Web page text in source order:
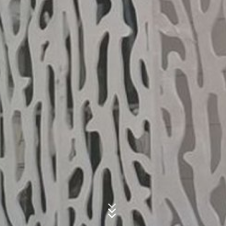
Weitergabe an Dritte erfolgt nicht. Die oben genannten
Daten planen wir für einen Zeitraum von 10 Jahren
aufzubewahren und danach zu löschen. Eine
Übermittlung in Drittländer außerhalb des Europäischen
Wirtschaftsraumes ist nicht beabsichtigt.
Google Analytics
Diese Website nutzt Funktionen des
Webanalysedienstes Google Analytics. Anbieter ist die
Google Inc., 1600 Amphitheatre Parkway Mountain
View, CA 94043, USA. Google Analytics verwendet so
genannte "Cookies". Das sind Textdateien, die auf
Ihrem Computer gespeichert werden und die eine
Analyse der Benutzung der Website durch Sie
ermöglichen. Die durch den Cookie erzeugten
Informationen über Ihre Benutzung dieser Website
werden in der Regel an einen Server von Google in den
USA übertragen und dort gespeichert.
Die Speicherung von Google-Analytics-Cookies erfolgt
auf Grundlage von Art. 6 Abs. 1 lit. f DSGVO. Der
Websitebetreiber hat ein berechtigtes Interesse an der
Betreff*
Nachricht
Laden Sie Ihre Bewerbung hoch
Dateigröße gesamt: MB /
Ich stimme der Datenschutzerklärungder MC-Bauchemie zu.
This site is protected by reCAPTCH and the Google
Privacy Policy